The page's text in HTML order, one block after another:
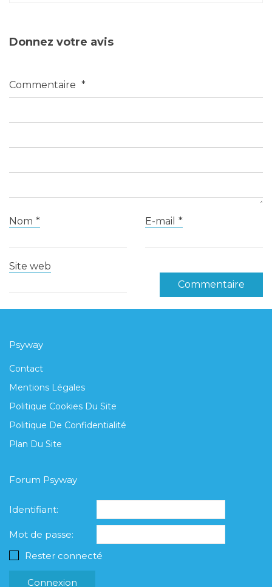
Donnez votre avis
Commentaire *
Nom * E-mail *
Site web
Psyway
Contact
Mentions Légales
Politique Cookies Du Site
Politique De Confidentialité
Plan Du Site
Forum Psyway
Identifiant:
Mot de passe:
Rester connecté
Connexion